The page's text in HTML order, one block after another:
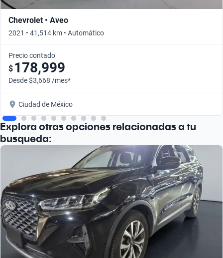
Chevrolet • Aveo
2021 • 41,514 km • Automático
Precio contado
$ 178,999
Desde $3,668 /mes*
Ciudad de México
Explora otras opciones relacionadas a tu
busqueda: